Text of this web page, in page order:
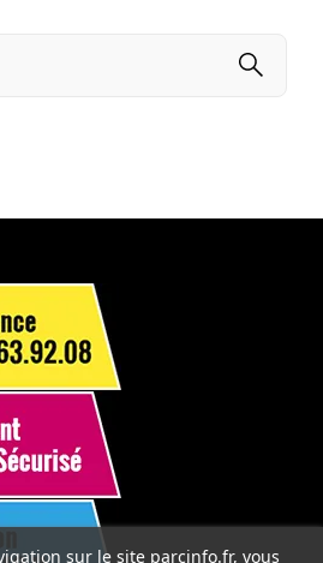
sur le site parcinfo.fr, vous